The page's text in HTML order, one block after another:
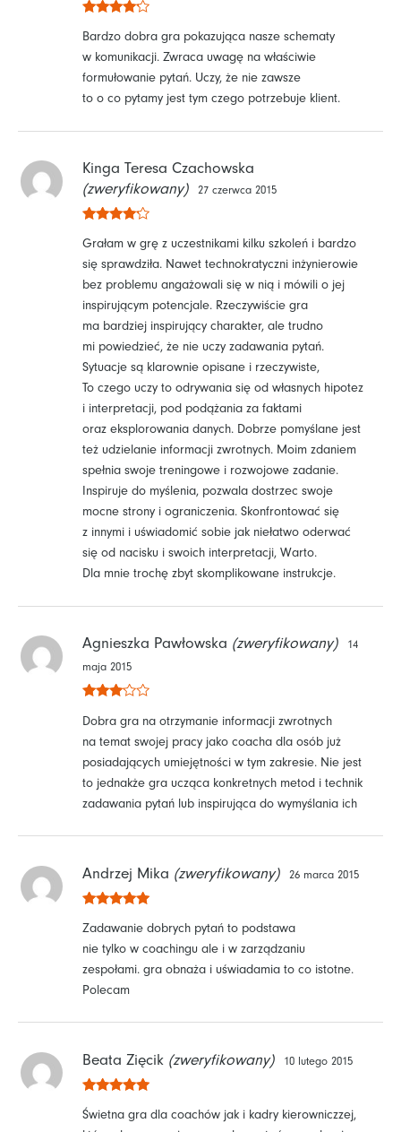
4na 5
Bardzo dobra gra pokazująca nasze schematy
w komunikacji. Zwraca uwagę na właściwie
formułowanie pytań. Uczy, że nie zawsze
to o co pytamy jest tym czego potrzebuje klient.
4na 5
Kinga Teresa Czachowska
(zweryfikowany)
27 czerwca 2015
Grałam w grę z uczestnikami kilku szkoleń i bardzo
się sprawdziła. Nawet technokratyczni inżynierowie
bez problemu angażowali się w nią i mówili o jej
inspirującym potencjale. Rzeczywiście gra
ma bardziej inspirujący charakter, ale trudno
mi powiedzieć, że nie uczy zadawania pytań.
Sytuacje są klarownie opisane i rzeczywiste,
To czego uczy to odrywania się od własnych hipotez
i interpretacji, pod podążania za faktami
oraz eksplorowania danych. Dobrze pomyślane jest
też udzielanie informacji zwrotnych. Moim zdaniem
spełnia swoje treningowe i rozwojowe zadanie.
Inspiruje do myślenia, pozwala dostrzec swoje
mocne strony i ograniczenia. Skonfrontować się
z innymi i uświadomić sobie jak niełatwo oderwać
się od nacisku i swoich interpretacji, Warto.
Dla mnie trochę zbyt skomplikowane instrukcje.
3na 5
Agnieszka Pawłowska (zweryfikowany)
14
maja 2015
Dobra gra na otrzymanie informacji zwrotnych
na temat swojej pracy jako coacha dla osób już
posiadających umiejętności w tym zakresie. Nie jest
to jednakże gra ucząca konkretnych metod i technik
zadawania pytań lub inspirująca do wymyślania ich
na 5
Andrzej Mika (zweryfikowany) 26 marca 2015
Zadawanie dobrych pytań to podstawa
nie tylko w coachingu ale i w zarządzaniu
zespołami. gra obnaża i uświadamia to co istotne.
Polecam
na 5
Beata Zięcik (zweryfikowany) 10 lutego 2015
Świetna gra dla coachów jak i kadry kierowniczzej,